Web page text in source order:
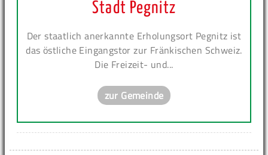
Stadt Pegnitz
Der staatlich anerkannte Erholungsort Pegnitz ist
das östliche Eingangstor zur Fränkischen Schweiz.
Die Freizeit- und...
zur Gemeinde